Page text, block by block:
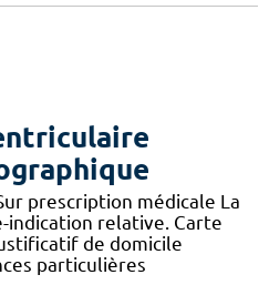
prescription médicale La
indication relative. Carte
de domicile
particulières